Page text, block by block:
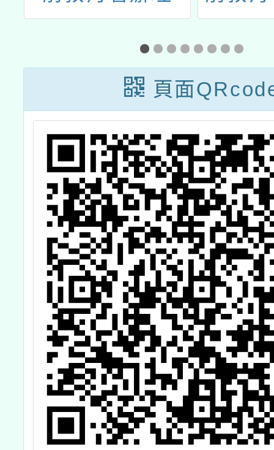
「115年度教師
專業成長研習-夢
的N次方工作
坊」
等學
語文
施計
客語
（
頁面